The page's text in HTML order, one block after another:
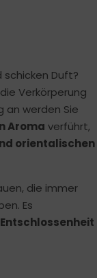
schicken Duft?
Verkörperung
an werden Sie
Aroma verführt,
orientalischen
die immer
Es